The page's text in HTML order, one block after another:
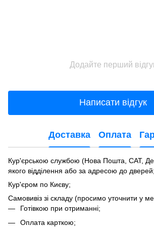
Додайте перший
Написати відгук
Доставка Оплата
Кур'єрською службою (Нова Пошта, САТ,
якого відділення або за адресою до дверей;
Кур'єром по Києву;
Самовивіз зі складу (просимо уточнити у
Готівкою при отриманні;
Оплата карткою;